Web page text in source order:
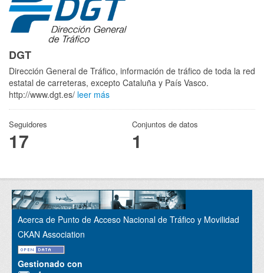
DGT
Dirección General de Tráfico, información de tráfico de toda la red
estatal de carreteras, excepto Cataluña y País Vasco.
http://www.dgt.es/ leer más
Seguidores
17
Conjuntos de datos
1
Acerca de Punto de Acceso Nacional de Tráfico y Movilidad
CKAN Association
Gestionado con